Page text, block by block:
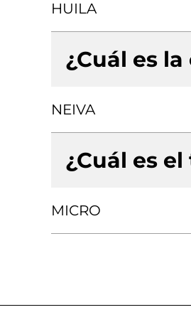
HUILA
¿Cuál es
NEIVA
¿Cuál es
MICRO